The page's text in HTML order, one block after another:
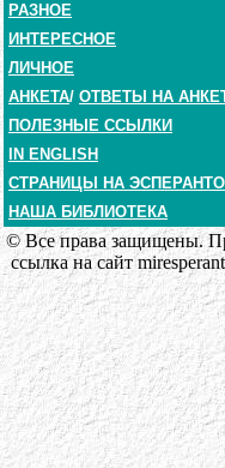
РАЗНОЕ
ИНТЕРЕСНОЕ
ЛИЧНОЕ
АНКЕТА/ ОТВЕТЫ НА
ПОЛЕЗНЫЕ ССЫЛКИ
IN ENGLISH
СТРАНИЦЫ НА ЭСПЕРАНТО
НАША БИБЛИОТЕКА
© Все права защищены.
ссылка на сайт